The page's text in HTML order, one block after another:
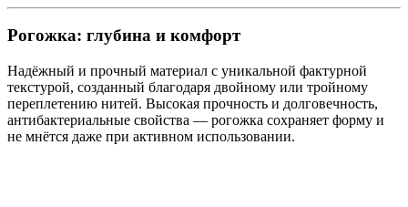
Рогожка: глубина и комфорт
Надёжный и прочный материал с уникальной фактурной
текстурой, созданный благодаря двойному или тройному
переплетению нитей. Высокая прочность и долговечность,
антибактериальные свойства — рогожка сохраняет форму и
не мнётся даже при активном использовании.